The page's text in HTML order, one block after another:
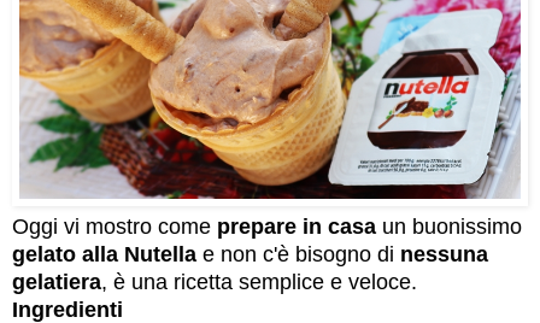
Oggi vi mostro come prepare in casa un buonissimo
gelato alla Nutella e non c'è bisogno di nessuna
gelatiera, è una ricetta semplice e veloce.
Ingredienti